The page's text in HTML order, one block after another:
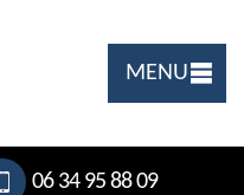
MENU
06 34 95 88 09